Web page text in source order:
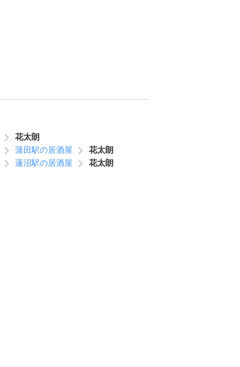
花太朗
蒲田駅の居酒屋
花太朗
蓮沼駅の居酒屋 花太朗